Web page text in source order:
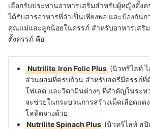
เลือกรับประทานอาหารเสริมสำหรับผู้หญิงตั้งค
ได้รับสารอาหารที่จำเป็นเพียงพอ และป้องกัน
คุณแม่และลูกน้อยในครรภ์ สำหรับอาหารเสริ
ตั้งครรภ์ คือ
NutriliteIron Folic Plus (นิวทริไลท์
ส่วนผสมที่ครบถ้วน สำหรับสตรีมีครรภ์ที่
โฟเลต และวิตามินต่างๆ ที่สำคัญในระห
จะช่วยในกระบวนการสร้างเม็ดเลือดแด
โลหิตจางด้วย
Nutrilite Spinach Plus (นิวทริไลท์ ส